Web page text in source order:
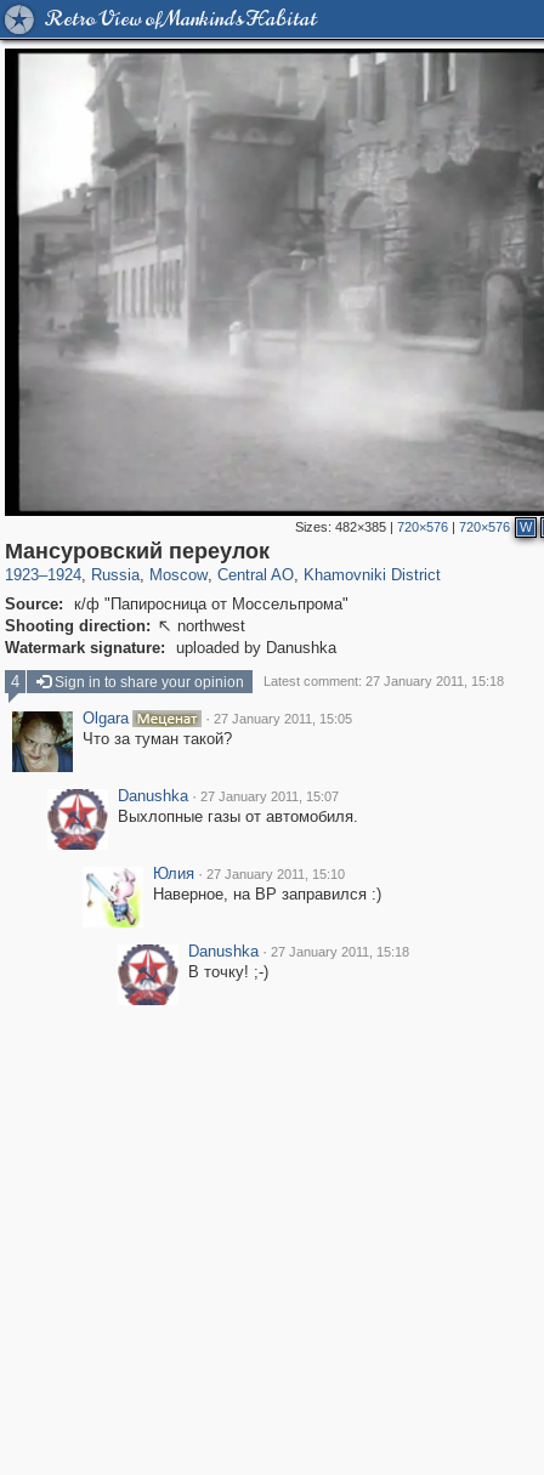
Retro View of Mankind's Habitat
Sizes:482×385 |720×576 |720×576 W
Мансуровский переулок
1923–1924, Russia
1,406,725 29,243
, Moscow
319,864 8,286
, Central AO
160,011 5,916
, Khamovniki District
Source:
к/ф "Папиросница от Моссельпрома"
Shooting direction:  northwest
Watermark signature:
uploaded by Danushka
4
Sign in to share your opinion Latest comment: 27 January 2011, 15:18
Olgara · 27 January 2011, 15:05
Что за туман такой?
Danushka · 27 January 2011, 15:07
Выхлопные газы от автомобиля.
Юлия · 27 January 2011, 15:10
Наверное, на ВР заправился :)
Danushka · 27 January 2011, 15:18
В точку! ;-)